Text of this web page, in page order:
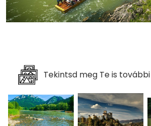
Tekintsd meg Te is